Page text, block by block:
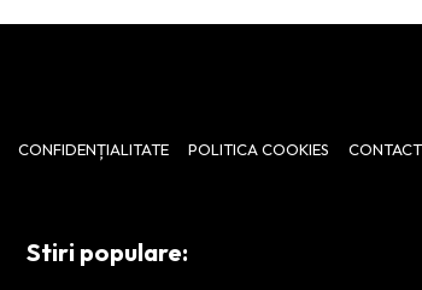
CONFIDENȚIALITATE POLITICA COOKIES CONTACT
Stiri populare: